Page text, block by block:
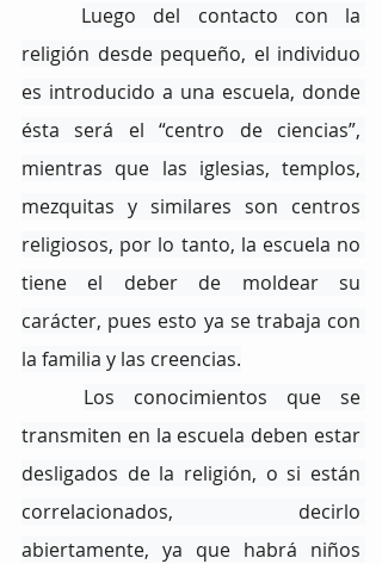
Luego del contacto con la
religión desde pequeño, el individuo
es introducido a una escuela, donde
ésta será el “centro de ciencias”,
mientras que las iglesias, templos,
mezquitas y similares son centros
religiosos, por lo tanto, la escuela no
tiene el deber de moldear su
carácter, pues esto ya se trabaja con
la familia y las creencias.
Los conocimientos que se
transmiten en la escuela deben estar
desligados de la religión, o si están
correlacionados, decirlo
abiertamente, ya que habrá niños